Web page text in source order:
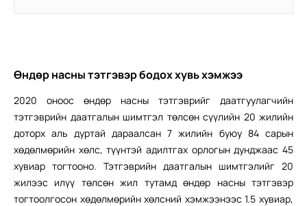
Өндөр насны тэтгэвэр бодох хувь хэмжээ
2020 оноос өндөр насны тэтгэврийг даатгуулагчийн
тэтгэврийн даатгалын шимтгэл төлсөн сүүлийн 20 жилийн
доторх аль дуртай дараалсан 7 жилийн буюу 84 сарын
хөдөлмөрийн хөлс, түүнтэй адилтгах орлогын дунджаас 45
хувиар тогтооно. Тэтгэврийн даатгалын шимтгэлийг 20
жилээс илүү төлсөн жил тутамд өндөр насны тэтгэвэр
тогтоолгосон хөдөлмөрийн хөлсний хэмжээнээс 1.5 хувиар,